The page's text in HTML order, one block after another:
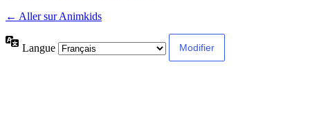
← Aller sur Animkids
Langue